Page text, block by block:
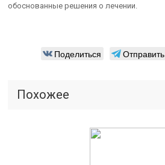
обоснованные решения о лечении.
Поделиться Отправить
Похожее